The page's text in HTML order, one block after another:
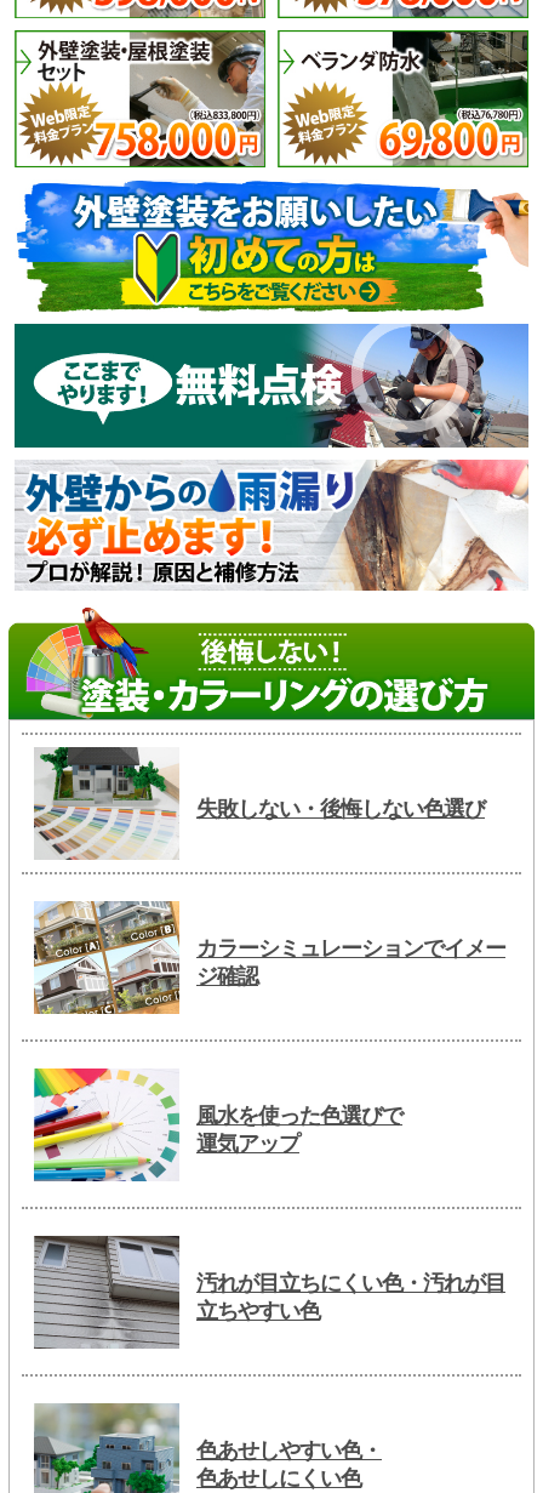
失敗しない・後悔しない色選び
カラーシミュレーションでイメー
ジ確認
風水を使った色選びで
運気アップ
汚れが目立ちにくい色・汚れが目
立ちやすい色
色あせしやすい色・
色あせしにくい色